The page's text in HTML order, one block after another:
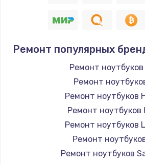
Ремонт популярных
Ремонт
Ремонт
Ремонт ноутбуков
Ремонт ноутбуков
Ремонт ноутбуков
Ремонт
Ремонт ноутбуков